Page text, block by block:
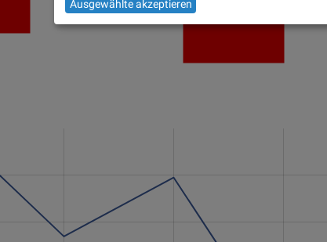
Ausgewählte akzeptieren